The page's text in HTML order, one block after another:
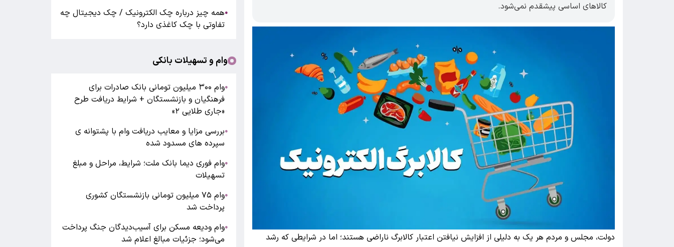
کالاهای اساسی پیشقدم نمی‌شود.
دولت، مجلس و مردم هر یک به دلیلی از افزایش نیافتن اعتبار کالابرگ ناراضی هستند؛ اما در شرایطی که رشد
●همه چیز درباره چک الکترونیک / چک دیجیتال چه
تفاوتی با چک کاغذی دارد؟
وام و تسهیلات بانکی
●
وام ۳۰۰ میلیون تومانی بانک صادرات برای
فرهنگیان و بازنشستگان + شرایط دریافت طرح
«جاری طلایی ۲»
●بررسی مزایا و معایب دریافت وام با پشتوانه ی
سپرده های مسدود شده
●وام فوری دیما بانک ملت؛ شرایط، مراحل و مبلغ
تسهیلات
●
وام ۷۵ میلیون تومانی بازنشستگان کشوری
پرداخت شد
●وام ودیعه مسکن برای آسیب‌دیدگان جنگ پرداخت
می‌شود؛ جزئیات مبالغ اعلام شد